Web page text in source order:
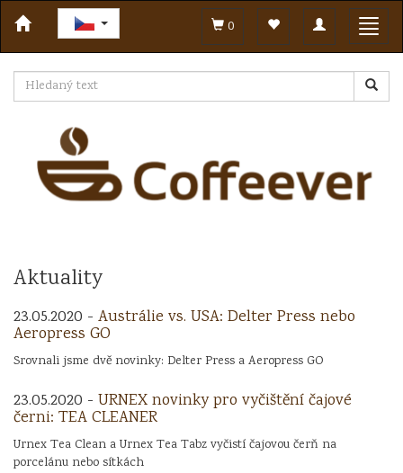
Toggle
navigation
0
Aktuality
23.05.2020 - Austrálie vs. USA: Delter Press nebo
Aeropress GO
Srovnali jsme dvě novinky: Delter Press a Aeropress GO
23.05.2020 - URNEX novinky pro vyčištění čajové
černi: TEA CLEANER
Urnex Tea Clean a Urnex Tea Tabz vyčistí čajovou čerň na
porcelánu nebo sítkách